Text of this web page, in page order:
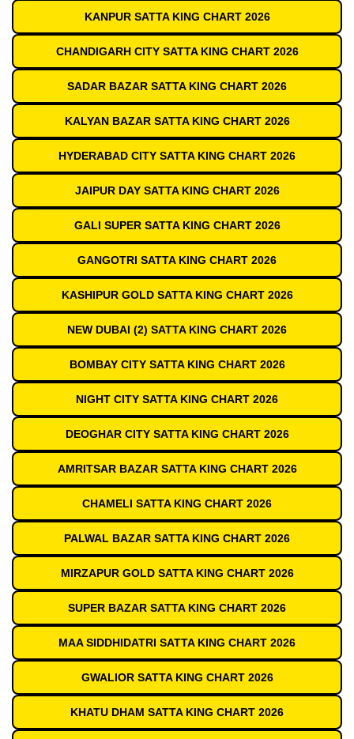
KANPUR SATTA KING CHART 2026
CHANDIGARH CITY SATTA KING CHART 2026
SADAR BAZAR SATTA KING CHART 2026
KALYAN BAZAR SATTA KING CHART 2026
HYDERABAD CITY SATTA KING CHART 2026
JAIPUR DAY SATTA KING CHART 2026
GALI SUPER SATTA KING CHART 2026
GANGOTRI SATTA KING CHART 2026
KASHIPUR GOLD SATTA KING CHART 2026
NEW DUBAI (2) SATTA KING CHART 2026
BOMBAY CITY SATTA KING CHART 2026
NIGHT CITY SATTA KING CHART 2026
DEOGHAR CITY SATTA KING CHART 2026
AMRITSAR BAZAR SATTA KING CHART 2026
CHAMELI SATTA KING CHART 2026
PALWAL BAZAR SATTA KING CHART 2026
MIRZAPUR GOLD SATTA KING CHART 2026
SUPER BAZAR SATTA KING CHART 2026
MAA SIDDHIDATRI SATTA KING CHART 2026
GWALIOR SATTA KING CHART 2026
KHATU DHAM SATTA KING CHART 2026